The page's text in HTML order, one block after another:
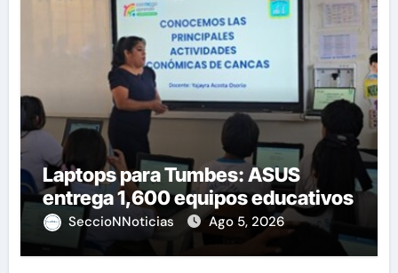
Laptops para Tumbes: ASUS
entrega 1,600 equipos educativos
SeccioNNoticias Ago 5, 2026